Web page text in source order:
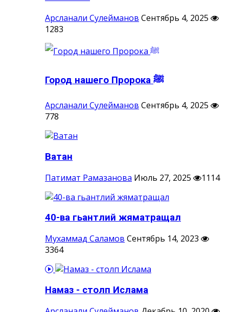
Арсланали Сулейманов Сентябрь 4, 2025
1283
Город нашего Пророка ‎ﷺ
Арсланали Сулейманов Сентябрь 4, 2025
778
Ватан
Патимат Рамазанова Июль 27, 2025 1114
40-ва гьантлий жяматращал
Мухаммад Саламов Сентябрь 14, 2023
3364
Намаз - столп Ислама